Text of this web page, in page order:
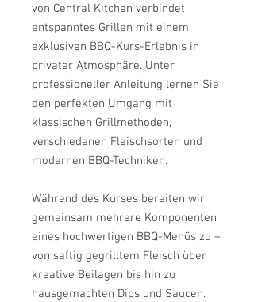
von Central Kitchen verbindet
entspanntes Grillen mit einem
exklusiven BBQ-Kurs-Erlebnis in
privater Atmosphäre. Unter
professioneller Anleitung lernen Sie
den perfekten Umgang mit
klassischen Grillmethoden,
verschiedenen Fleischsorten und
modernen BBQ-Techniken.
Während des Kurses bereiten wir
gemeinsam mehrere Komponenten
eines hochwertigen BBQ-Menüs zu –
von saftig gegrilltem Fleisch über
kreative Beilagen bis hin zu
hausgemachten Dips und Saucen.